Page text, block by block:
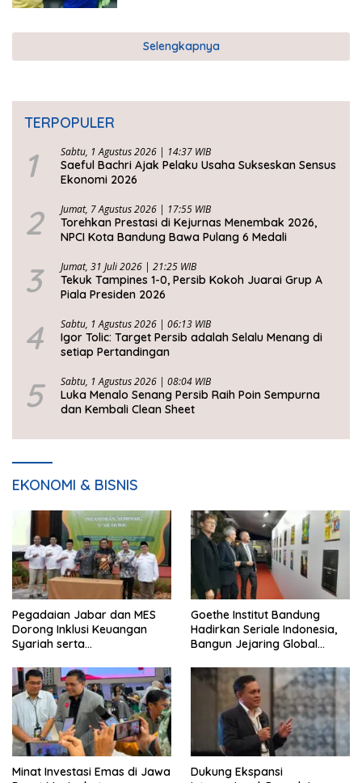
Selengkapnya
TERPOPULER
1 Sabtu, 1 Agustus 2026 | 14:37 WIB
Saeful Bachri Ajak Pelaku Usaha Sukseskan Sensus
Ekonomi 2026
2 Jumat, 7 Agustus 2026 | 17:55 WIB
Torehkan Prestasi di Kejurnas Menembak 2026,
NPCI Kota Bandung Bawa Pulang 6 Medali
3 Jumat, 31 Juli 2026 | 21:25 WIB
Tekuk Tampines 1-0, Persib Kokoh Juarai Grup A
Piala Presiden 2026
4 Sabtu, 1 Agustus 2026 | 06:13 WIB
Igor Tolic: Target Persib adalah Selalu Menang di
setiap Pertandingan
5 Sabtu, 1 Agustus 2026 | 08:04 WIB
Luka Menalo Senang Persib Raih Poin Sempurna
dan Kembali Clean Sheet
EKONOMI & BISNIS
Pegadaian Jabar dan MES
Dorong Inklusi Keuangan
Syariah serta
Goethe Institut Bandung
Hadirkan Seriale Indonesia,
Bangun Jejaring Global
Minat Investasi Emas di Jawa
Dukung Ekspansi